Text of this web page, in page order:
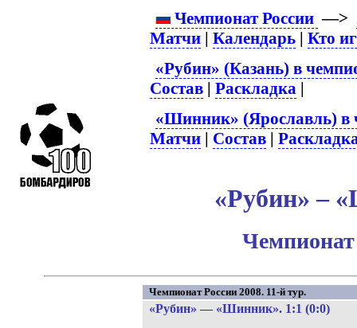
Чемпионат России —>
Матчи |Календарь |Кто
«Рубин» (Казань) в
Состав |Раскладка |
«Шинник» (Ярославль) в
Матчи | Состав |
«Рубин» –
Чемпионат
Чемпионат России 2008. 11-й тур.
«Рубин» — «Шинник». 1:1 (0:0)